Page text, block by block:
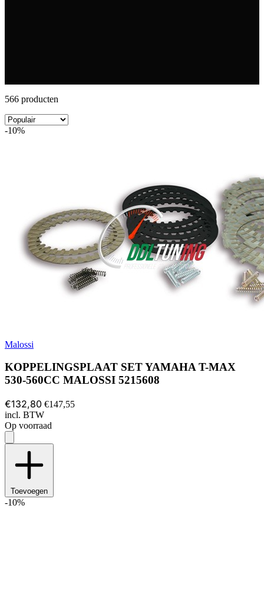
566 producten
-10%
Malossi
KOPPELINGSPLAAT SET YAMAHA T-MAX
530-560CC MALOSSI 5215608
€132,80 €147,55
incl. BTW
Op voorraad
Toevoegen
-10%